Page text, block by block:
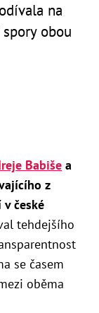
na
obou
Babiše a
z
české
tehdejšího
se časem
oběma